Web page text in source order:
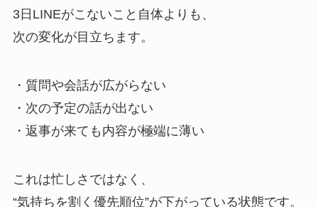
3日LINEがこないこと自体よりも、
次の変化が目立ちます。
・質問や会話が広がらない
・次の予定の話が出ない
・返事が来ても内容が極端に薄い
これは忙しさではなく、
“気持ちを割く優先順位”が下がっている状態です。